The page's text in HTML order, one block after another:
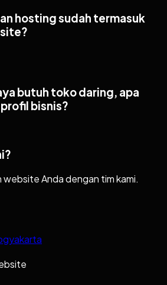
hosting sudah termasuk
butuh toko daring, apa
bisnis?
website Anda dengan tim kami.